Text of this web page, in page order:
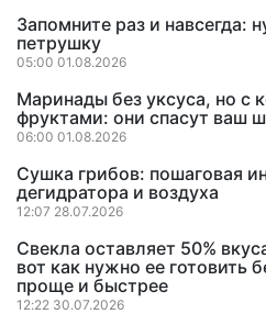
Запомните раз и навсегда:
петрушку
05:00 01.08.2026
Маринады без уксуса, но с
фруктами: они спасут ваш
06:00 01.08.2026
Сушка грибов: пошаговая
дегидратора и воздуха
12:07 28.07.2026
Свекла оставляет 50%
вот как нужно ее готовить
проще и быстрее
12:22 30.07.2026